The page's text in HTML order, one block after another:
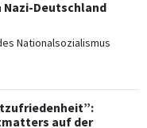
Nazi-Deutschland
Nationalsozialismus
auf der